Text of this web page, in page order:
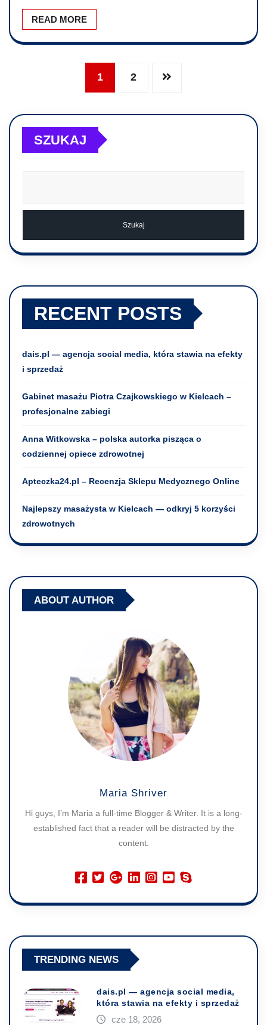
READ MORE
1 2
SZUKAJ
Szukaj
RECENT POSTS
dais.pl — agencja social media, która stawia na efekty
i sprzedaż
Gabinet masażu Piotra Czajkowskiego w Kielcach –
profesjonalne zabiegi
Anna Witkowska – polska autorka pisząca o
codziennej opiece zdrowotnej
Apteczka24.pl – Recenzja Sklepu Medycznego Online
Najlepszy masażysta w Kielcach — odkryj 5 korzyści
zdrowotnych
ABOUT AUTHOR
Maria Shriver
Hi guys, I’m Maria a full-time Blogger & Writer. It is a long-
established fact that a reader will be distracted by the
content.
TRENDING NEWS
dais.pl — agencja social media,
która stawia na efekty i sprzedaż
cze 18, 2026